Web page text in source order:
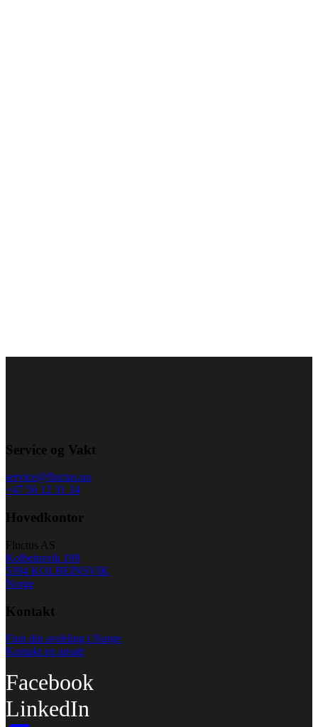
Service og Vakt
service@fluctus.no
+47 56 12 31 34
Hovedkontor
Fluctus AS
Kolbeinsvik 109
5394 KOLBEINSVIK
Norge
Kontakt
Finn din avdeling i Norge
Kontakt en ansatt
Facebook
LinkedIn